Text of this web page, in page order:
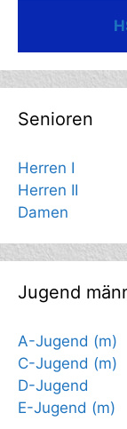
Senioren
Herren I
Herren II
Damen
Jugend
A-Jugend (m)
C-Jugend (m)
D-Jugend
E-Jugend (m)